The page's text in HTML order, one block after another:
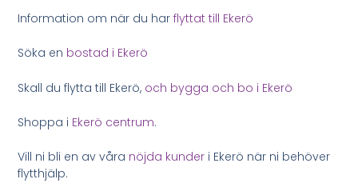
Information om när du har flyttat till Ekerö
Söka en bostad i Ekerö
Skall du flytta till Ekerö, och bygga och bo i Ekerö
Shoppa i Ekerö centrum.
Vill ni bli en av våra nöjda kunder i Ekerö när ni behöver
flytthjälp.